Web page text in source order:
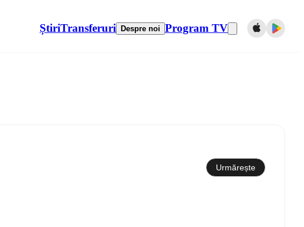
ȘtiriTransferuri Despre noi Program TV
Urmărește